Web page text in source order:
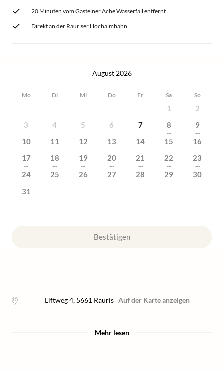
20 Minuten vom Gasteiner Ache Wasserfall entfernt
Direkt an der Rauriser Hochalmbahn
August 2026
Mo Di Mi Do Fr Sa So
1
2
3
4 5 6 7 8
---
9
---
10
---
11
---
12
---
13
---
14
---
15
---
16
---
17
---
18
---
19
---
20
---
21
---
22
---
23
---
24
---
25
---
26
---
27
---
28
---
29
---
30
---
31
---
Bestätigen
Liftweg 4, 5661 Rauris Auf der Karte anzeigen
Mehr lesen